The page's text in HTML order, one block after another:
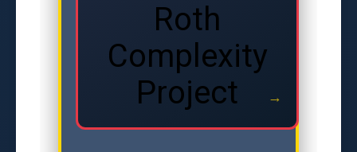
Roth
Complexity
Project